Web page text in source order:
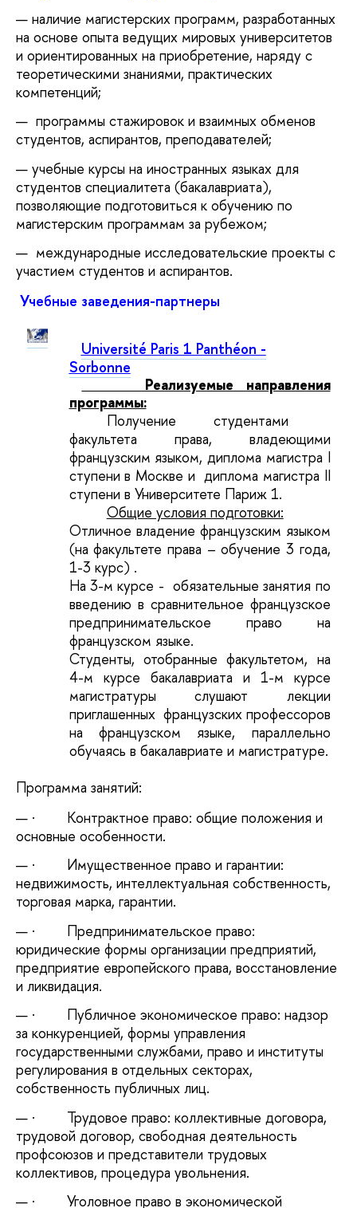
наличие магистерских программ, разработанных
на основе опыта ведущих мировых университетов
и ориентированных на приобретение, наряду с
теоретическими знаниями, практических
компетенций;
программы стажировок и взаимных обменов
студентов, аспирантов, преподавателей;
учебные курсы на иностранных языках для
студентов специалитета (бакалавриата),
позволяющие подготовиться к обучению по
магистерским программам за рубежом;
международные исследовательские проекты с
участием студентов и аспирантов.
Учебные заведения-партнеры
Université Paris 1 Panthéon -
Sorbonne
Реализуемые направления
программы:
Получение студентами
факультета права, владеющими
французским языком, диплома магистра I
ступени в Москве и диплома магистра II
ступени в Университете Париж 1.
Общие условия подготовки:
Отличное владение французским языком
(на факультете права – обучение 3 года,
1-3 курс) .
На 3-м курсе - обязательные занятия по
введению в сравнительное французское
предпринимательское право на
французском языке.
Студенты, отобранные факультетом, на
4-м курсе бакалавриата и 1-м курсе
магистратуры слушают лекции
приглашенных французских профессоров
на французском языке, параллельно
обучаясь в бакалавриате и магистратуре.
Программа занятий:
· Контрактное право: общие положения и
основные особенности.
· Имущественное право и гарантии:
недвижимость, интеллектуальная собственность,
торговая марка, гарантии.
· Предпринимательское право:
юридические формы организации предприятий,
предприятие европейского права, восстановление
и ликвидация.
· Публичное экономическое право: надзор
за конкуренцией, формы управления
государственными службами, право и институты
регулирования в отдельных секторах,
собственность публичных лиц.
· Трудовое право: коллективные договора,
трудовой договор, свободная деятельность
профсоюзов и представители трудовых
коллективов, процедура увольнения.
· Уголовное право в экономической